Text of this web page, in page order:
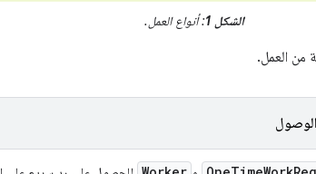
الشكل 1 : أنواع العمل.
من العمل.